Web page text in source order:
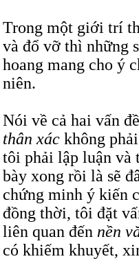
Trong một giới trí
và đổ vỡ thì những
hoang mang cho ý
niên.
Nói về cả hai vấn
thân xác không
tôi phải lập luận và
bày xong rồi là sẽ
chứng minh ý kiến
đồng thời, tôi đặt
liên quan đến nền
có khiếm khuyết,